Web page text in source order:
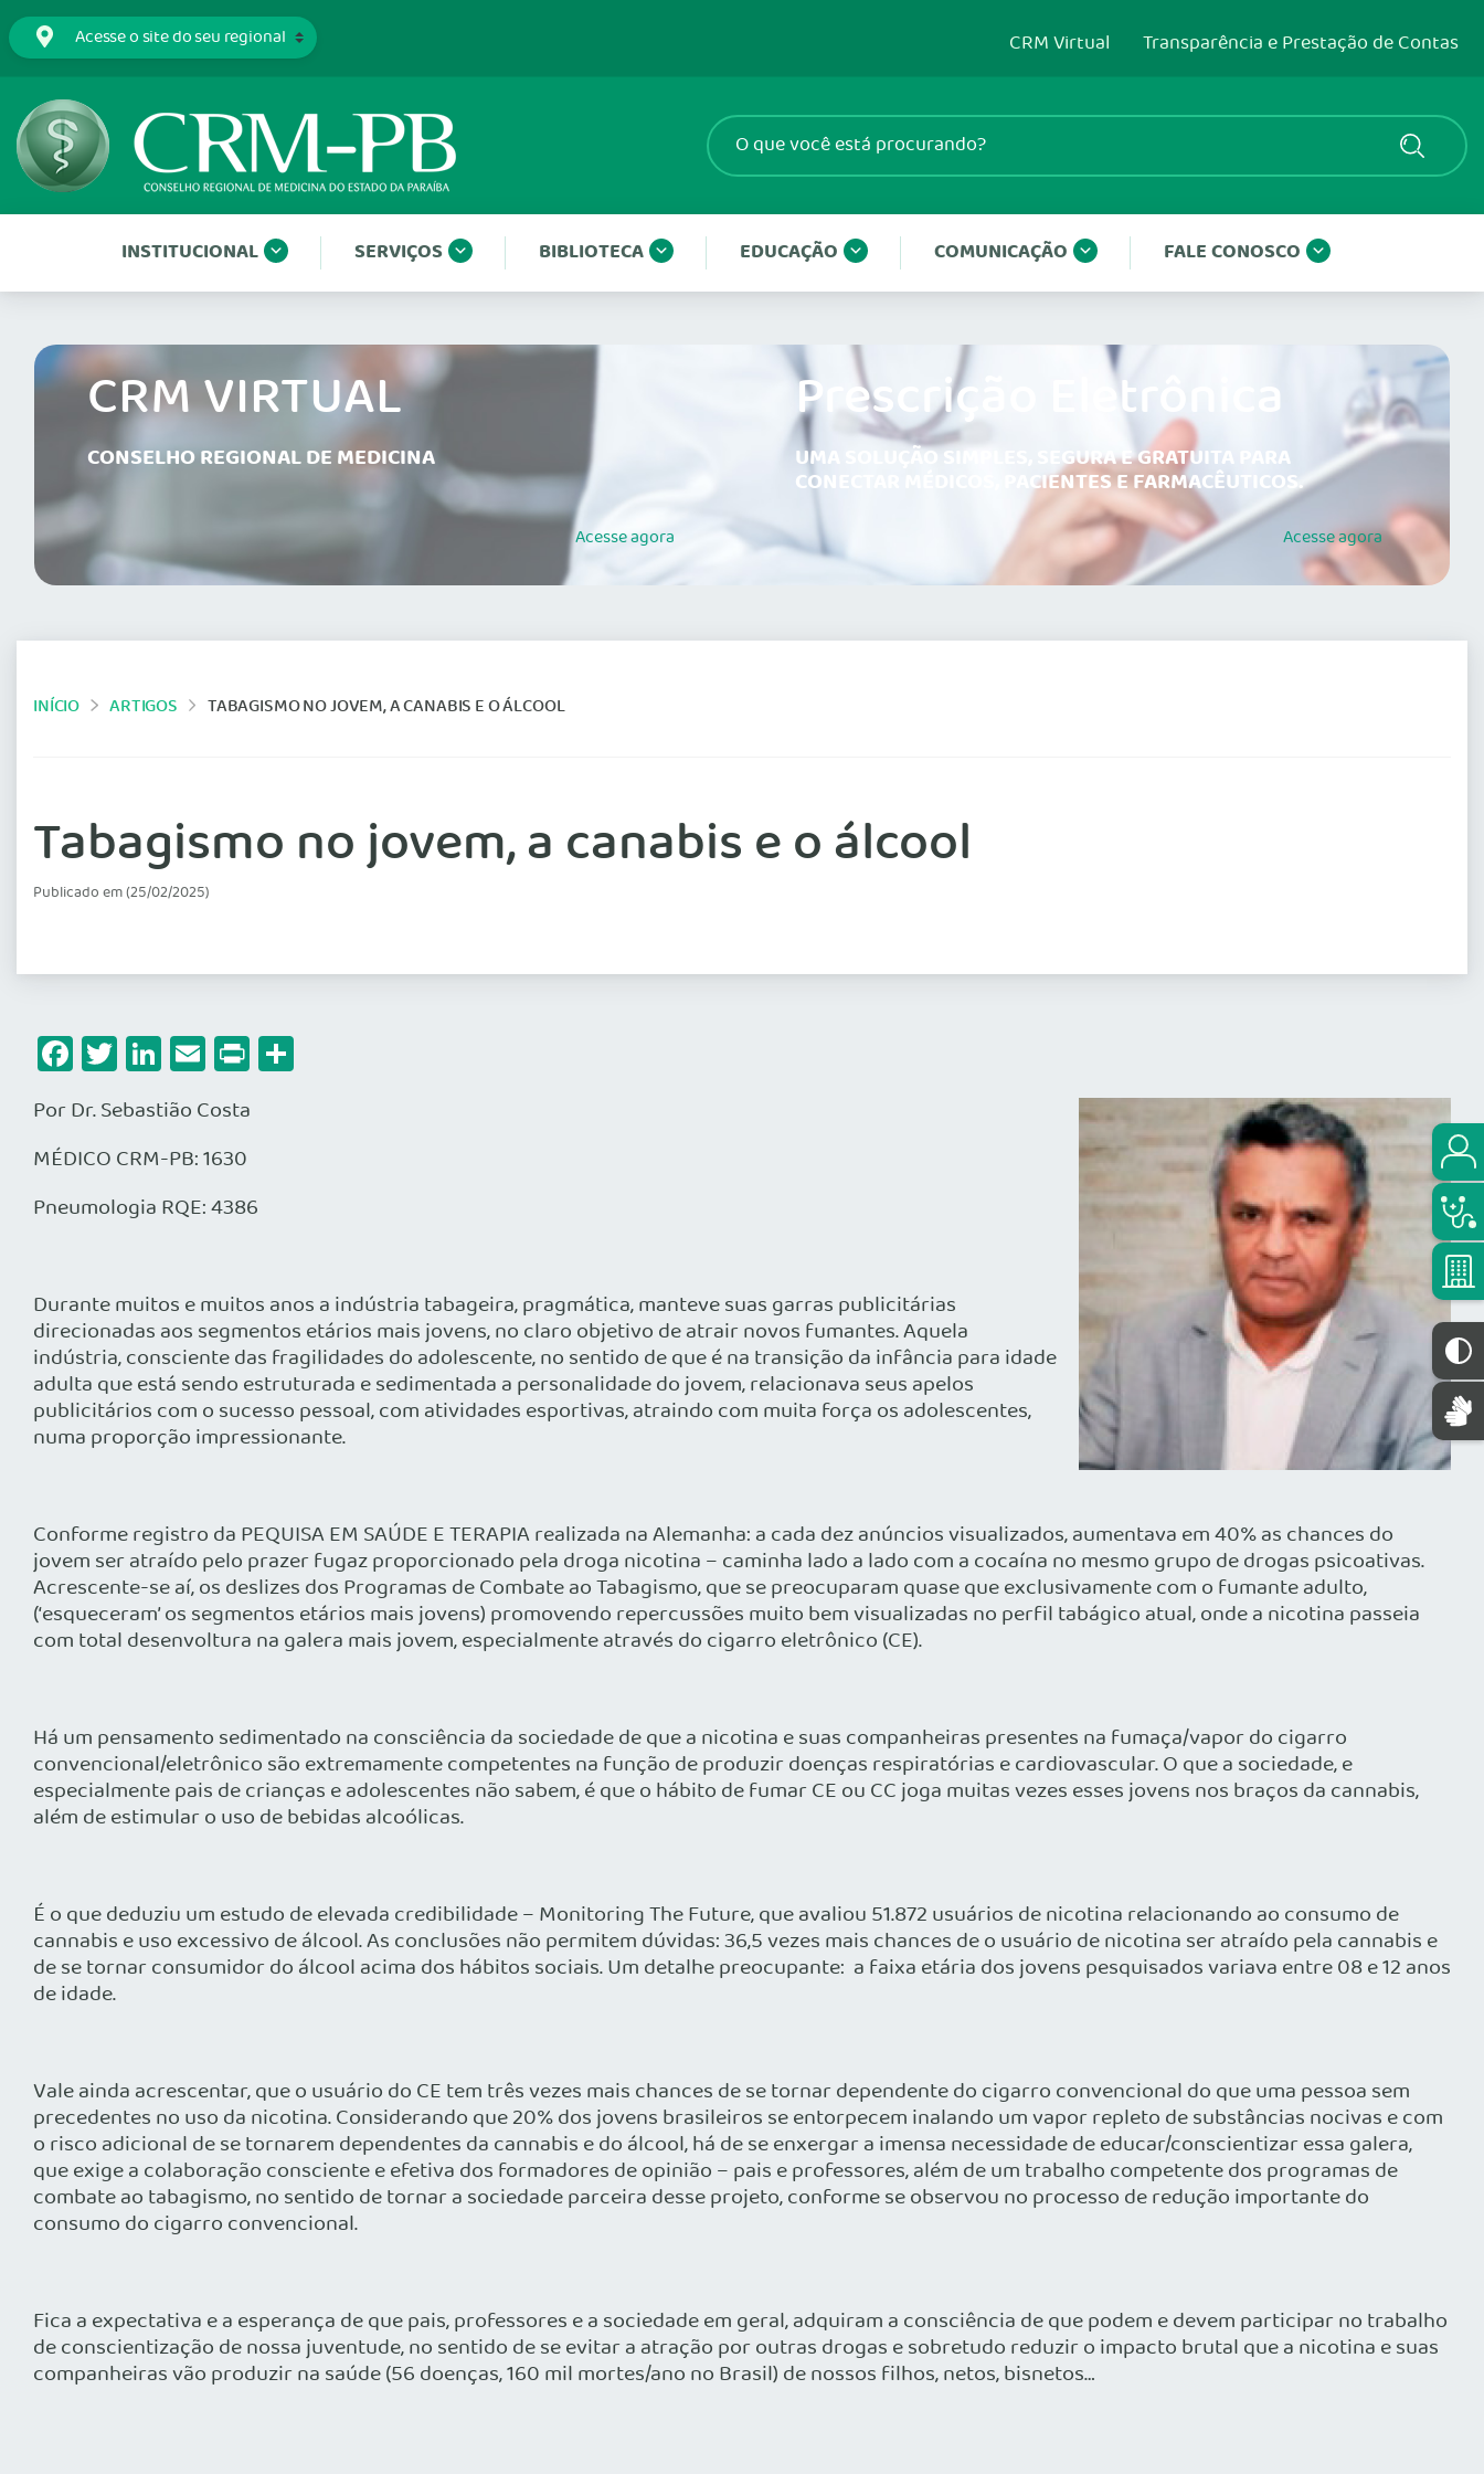
CRM Virtual Transparência e Prestação de Contas
INSTITUCIONAL SERVIÇOS BIBLIOTECA EDUCAÇÃO COMUNICAÇÃO FALE CONOSCO
CRM VIRTUAL
CONSELHO REGIONAL DE MEDICINA
Acesseagora
Prescrição Eletrônica
UMA SOLUÇÃO SIMPLES, SEGURA E GRATUITA PARA
CONECTAR MÉDICOS, PACIENTES E FARMACÊUTICOS.
Acesseagora
INÍCIO ARTIGOS TABAGISMO NO JOVEM, A CANABIS E O ÁLCOOL
Tabagismo no jovem, a canabis e o álcool
Publicado em (25/02/2025)
Facebook
Twitter
LinkedIn
Email
Print
Por Dr. Sebastião Costa
MÉDICO CRM-PB: 1630
Pneumologia RQE: 4386
Durante muitos e muitos anos a indústria tabageira, pragmática, manteve suas garras publicitárias
direcionadas aos segmentos etários mais jovens, no claro objetivo de atrair novos fumantes. Aquela
indústria, consciente das fragilidades do adolescente, no sentido de que é na transição da infância para idade
adulta que está sendo estruturada e sedimentada a personalidade do jovem, relacionava seus apelos
publicitários com o sucesso pessoal, com atividades esportivas, atraindo com muita força os adolescentes,
numa proporção impressionante.
Conforme registro da PEQUISA EM SAÚDE E TERAPIA realizada na Alemanha: a cada dez anúncios visualizados, aumentava em 40% as chances do
jovem ser atraído pelo prazer fugaz proporcionado pela droga nicotina – caminha lado a lado com a cocaína no mesmo grupo de drogas psicoativas.
Acrescente-se aí, os deslizes dos Programas de Combate ao Tabagismo, que se preocuparam quase que exclusivamente com o fumante adulto,
(‘esqueceram’ os segmentos etários mais jovens) promovendo repercussões muito bem visualizadas no perfil tabágico atual, onde a nicotina passeia
com total desenvoltura na galera mais jovem, especialmente através do cigarro eletrônico (CE).
Há um pensamento sedimentado na consciência da sociedade de que a nicotina e suas companheiras presentes na fumaça/vapor do cigarro
convencional/eletrônico são extremamente competentes na função de produzir doenças respiratórias e cardiovascular. O que a sociedade, e
especialmente pais de crianças e adolescentes não sabem, é que o hábito de fumar CE ou CC joga muitas vezes esses jovens nos braços da cannabis,
além de estimular o uso de bebidas alcoólicas.
É o que deduziu um estudo de elevada credibilidade – Monitoring The Future, que avaliou 51.872 usuários de nicotina relacionando ao consumo de
cannabis e uso excessivo de álcool. As conclusões não permitem dúvidas: 36,5 vezes mais chances de o usuário de nicotina ser atraído pela cannabis e
de se tornar consumidor do álcool acima dos hábitos sociais. Um detalhe preocupante: a faixa etária dos jovens pesquisados variava entre 08 e 12 anos
de idade.
Vale ainda acrescentar, que o usuário do CE tem três vezes mais chances de se tornar dependente do cigarro convencional do que uma pessoa sem
precedentes no uso da nicotina. Considerando que 20% dos jovens brasileiros se entorpecem inalando um vapor repleto de substâncias nocivas e com
o risco adicional de se tornarem dependentes da cannabis e do álcool, há de se enxergar a imensa necessidade de educar/conscientizar essa galera,
que exige a colaboração consciente e efetiva dos formadores de opinião – pais e professores, além de um trabalho competente dos programas de
combate ao tabagismo, no sentido de tornar a sociedade parceira desse projeto, conforme se observou no processo de redução importante do
consumo do cigarro convencional.
Fica a expectativa e a esperança de que pais, professores e a sociedade em geral, adquiram a consciência de que podem e devem participar no trabalho
de conscientização de nossa juventude, no sentido de se evitar a atração por outras drogas e sobretudo reduzir o impacto brutal que a nicotina e suas
companheiras vão produzir na saúde (56 doenças, 160 mil mortes/ano no Brasil) de nossos filhos, netos, bisnetos…